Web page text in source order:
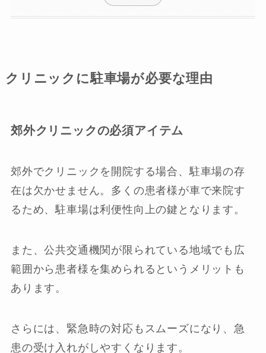
クリニックに駐車場が必要な理由
郊外クリニックの必須アイテム
郊外でクリニックを開院する場合、駐車場の存
在は欠かせません。多くの患者様が車で来院す
るため、駐車場は利便性向上の鍵となります。
また、公共交通機関が限られている地域でも広
範囲から患者様を集められるというメリットも
あります。
さらには、緊急時の対応もスムーズになり、急
患の受け入れがしやすくなります。